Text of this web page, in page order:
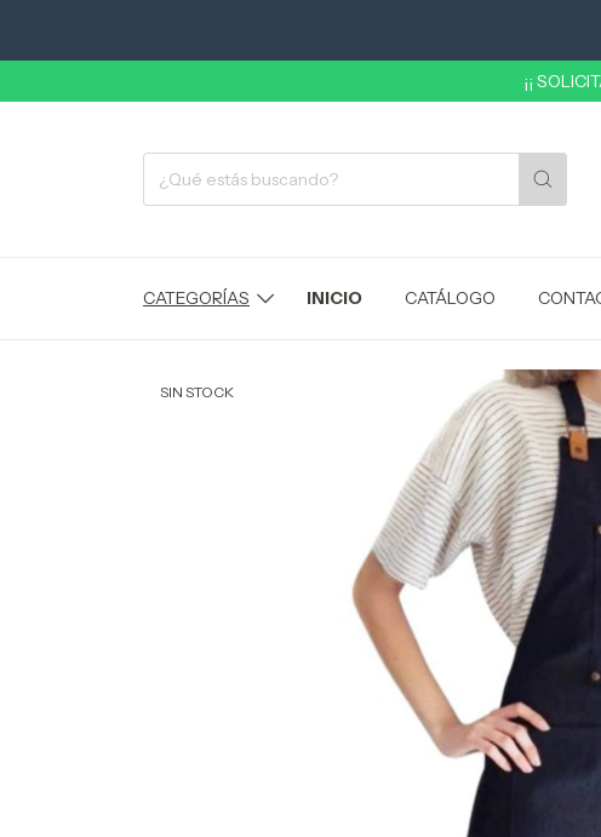
¡¡
CATEGORÍAS INICIO CATÁLOGO
SIN STOCK